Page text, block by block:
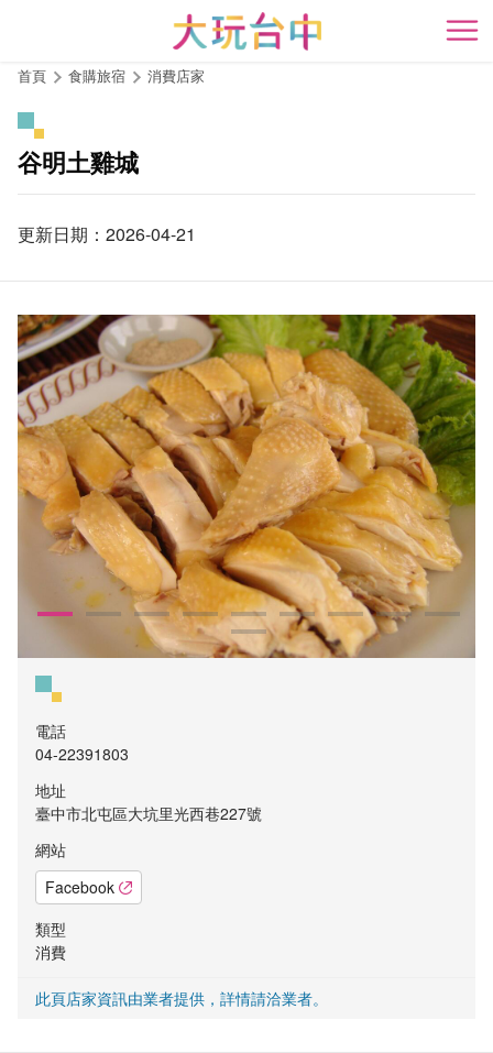
開
首頁 食購旅宿 消費店家
谷明土雞城
更新日期：2026-04-21
電話
04-22391803
地址
臺中市北屯區大坑里光西巷227號
網站
Facebook
類型
消費
此頁店家資訊由業者提供，詳情請洽業者。